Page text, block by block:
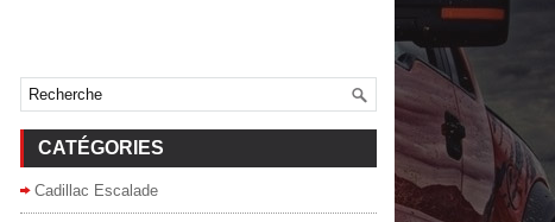
CATÉGORIES
Cadillac Escalade